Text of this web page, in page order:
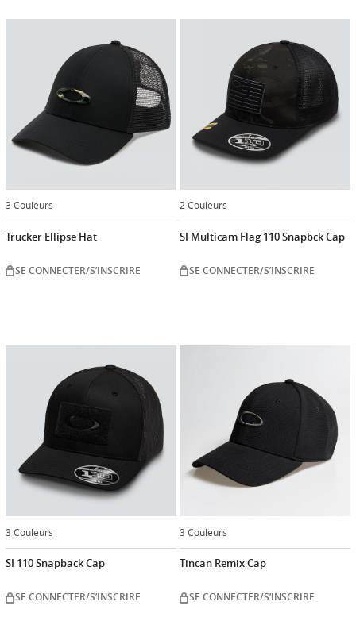
3 Couleurs
Trucker Ellipse Hat
SE CONNECTER/S’INSCRIRE
2 Couleurs
SI Multicam Flag 110 Snapbck Cap
SE CONNECTER/S’INSCRIRE
3 Couleurs
SI 110 Snapback Cap
SE CONNECTER/S’INSCRIRE
3 Couleurs
Tincan Remix Cap
SE CONNECTER/S’INSCRIRE